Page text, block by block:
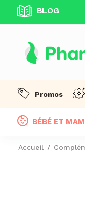
BLOG
DÈS 99 DT
Promos
BÉBÉ ET
Accueil